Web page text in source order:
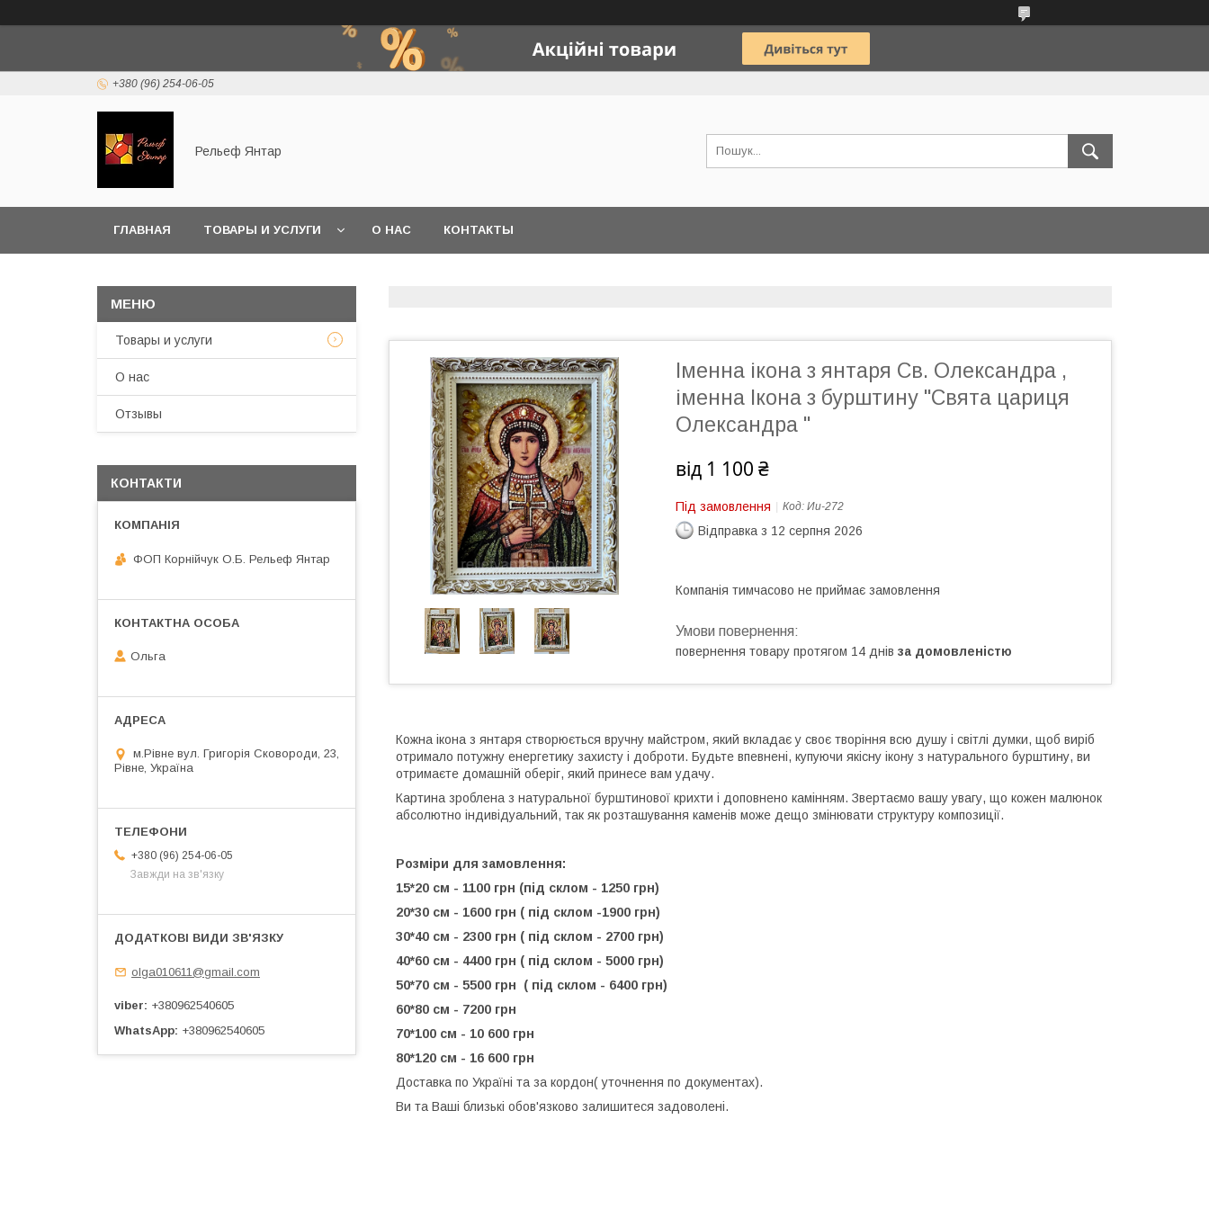
+380 (96) 254-06-05
Рельеф Янтар
ГЛАВНАЯ ТОВАРЫ И УСЛУГИ О НАС КОНТАКТЫ
Іменна ікона з янтаря Св. Олександра ,
іменна Ікона з бурштину "Свята цариця
Олександра "
від 1 100 ₴
Під замовлення Код: Ии-272
Відправка з 12 серпня 2026
Компанія тимчасово не приймає замовлення
повернення товару протягом 14 днів за домовленістю
Кожна ікона з янтаря створюється вручну майстром, який вкладає у своє творіння всю душу і світлі думки, щоб виріб
отримало потужну енергетику захисту і доброти. Будьте впевнені, купуючи якісну ікону з натурального бурштину, ви
отримаєте домашній оберіг, який принесе вам удачу.
Картина зроблена з натуральної бурштинової крихти і доповнено камінням. Звертаємо вашу увагу, що кожен малюнок
абсолютно індивідуальний, так як розташування каменів може дещо змінювати структуру композиції.
Розміри для замовлення:
15*20 см - 1100 грн (під склом - 1250 грн)
20*30 см - 1600 грн ( під склом -1900 грн)
30*40 см - 2300 грн ( під склом - 2700 грн)
40*60 см - 4400 грн ( під склом - 5000 грн)
50*70 см - 5500 грн ( під склом - 6400 грн)
60*80 см - 7200 грн
70*100 см - 10 600 грн
80*120 см - 16 600 грн
Доставка по Україні та за кордон( уточнення по документах).
Ви та Ваші близькі обов'язково залишитеся задоволені.
Товары и услуги
О нас
Отзывы
КОНТАКТИ
ФОП Корнійчук О.Б. Рельеф Янтар
Ольга
м.Рівне вул. Григорія Сковороди, 23,
Рівне, Україна
+380 (96) 254-06-05
Завжди на зв'язку
olga010611@gmail.com
viber
+380962540605
WhatsApp +380962540605